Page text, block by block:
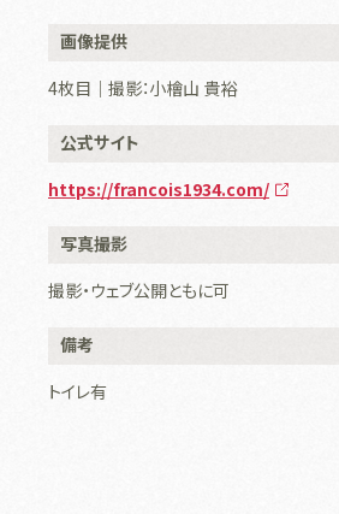
画像提供
4枚目｜撮影：小檜山 貴裕
公式サイト
https://francois1934.com/
写真撮影
撮影・ウェブ公開ともに可
備考
トイレ有